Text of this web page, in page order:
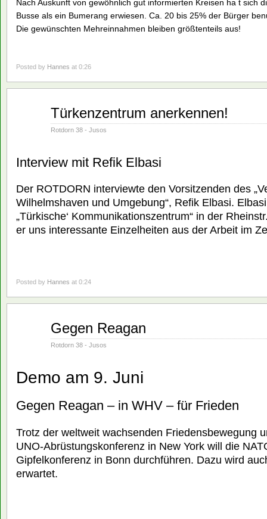
Nach Auskunft von gewöhnlich gut informierten Kreisen ha t sich
Busse als ein Bumerang erwiesen. Ca. 20 bis 25% der Bürger
Die gewünschten Mehreinnahmen bleiben größtenteils aus!
Posted by Hannes at 0:26
Türkenzentrum anerkennen!
Rotdorn 38 - Jusos
Interview mit Refik Elbasi
Der ROTDORN interviewte den Vorsitzenden des
Wilhelmshaven und Umgebung“, Refik Elbasi.
„Türkische‘ Kommunikationszentrum“ in der
er uns interessante Einzelheiten aus der Arbeit im
Posted by Hannes at 0:24
Gegen Reagan
Rotdorn 38 - Jusos
Demo am 9. Juni
Gegen Reagan – in WHV – für Frieden
Trotz der weltweit wachsenden Friedensbewegung
UNO-Abrüstungskonferenz in New York will die
Gipfelkonferenz in Bonn durchführen. Dazu wird
erwartet.